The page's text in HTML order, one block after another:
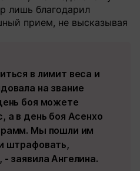
лишь благодарил
прием, не высказывая
в лимит веса и
на звание
боя можете
а в день боя Асенхо
Мы пошли им
штрафовать,
заявила Ангелина.